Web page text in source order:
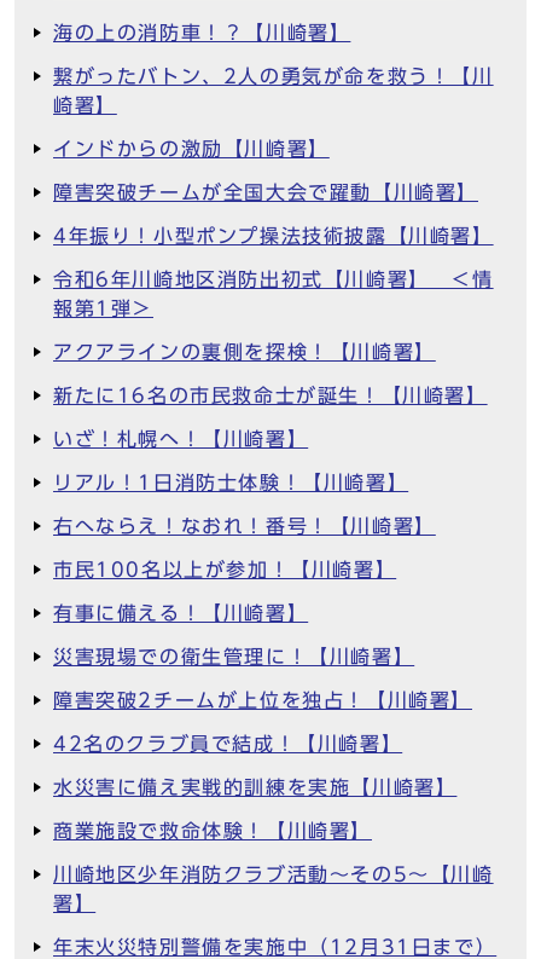
海の上の消防車！？【川崎署】
繋がったバトン、2人の勇気が命を救う！【川
崎署】
インドからの激励【川崎署】
障害突破チームが全国大会で躍動【川崎署】
4年振り！小型ポンプ操法技術披露【川崎署】
令和6年川崎地区消防出初式【川崎署】 ＜情
報第1弾＞
アクアラインの裏側を探検！【川崎署】
新たに16名の市民救命士が誕生！【川崎署】
いざ！札幌へ！【川崎署】
リアル！1日消防士体験！【川崎署】
右へならえ！なおれ！番号！【川崎署】
市民100名以上が参加！【川崎署】
有事に備える！【川崎署】
災害現場での衛生管理に！【川崎署】
障害突破2チームが上位を独占！【川崎署】
42名のクラブ員で結成！【川崎署】
水災害に備え実戦的訓練を実施【川崎署】
商業施設で救命体験！【川崎署】
川崎地区少年消防クラブ活動～その5～【川崎
署】
年末火災特別警備を実施中（12月31日まで）